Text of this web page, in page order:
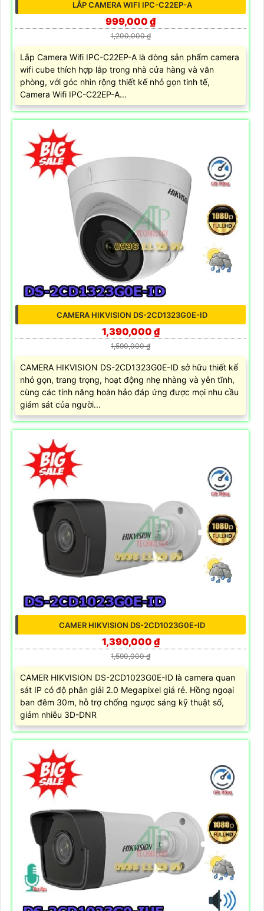
LẮP CAMERA WIFI IPC-C22EP-A
999,000 ₫
1,200,000 ₫
Lắp Camera Wifi IPC-C22EP-A là dòng sản phẩm camera
wifi cube thích hợp lắp trong nhà cửa hàng và văn
phòng, với góc nhìn rộng thiết kế nhỏ gọn tinh tế,
Camera Wifi IPC-C22EP-A...
CAMERA HIKVISION DS-2CD1323G0E-ID
1,390,000 ₫
1,590,000 ₫
CAMERA HIKVISION DS-2CD1323G0E-ID sở hữu thiết kế
nhỏ gọn, trang trọng, hoạt động nhẹ nhàng và yên tĩnh,
cùng các tính năng hoàn hảo đáp ứng được mọi nhu cầu
giám sát của người...
CAMER HIKVISION DS-2CD1023G0E-ID
1,390,000 ₫
1,590,000 ₫
CAMER HIKVISION DS-2CD1023G0E-ID là camera quan
sát IP có độ phân giải 2.0 Megapixel giá rẻ. Hồng ngoại
ban đêm 30m, hỗ trợ chống ngược sáng kỹ thuật số,
giảm nhiễu 3D-DNR